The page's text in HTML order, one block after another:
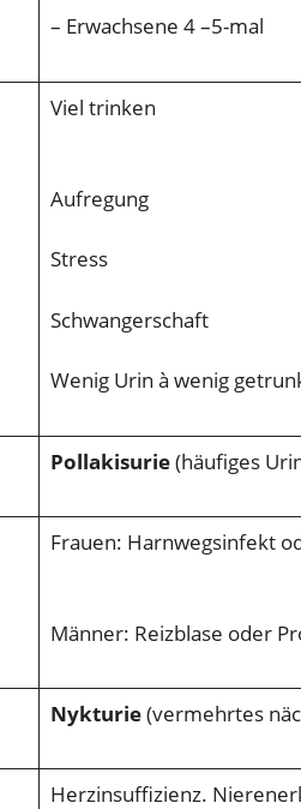
– Erwachsene 4 –5-mal
Viel trinken
Aufregung
Stress
Schwangerschaft
Wenig Urin à wenig
Pollakisurie(häufiges
Frauen: Harnwegsinfekt
Männer: Reizblase oder
Nykturie(vermehrtes
Herzinsuffizienz.